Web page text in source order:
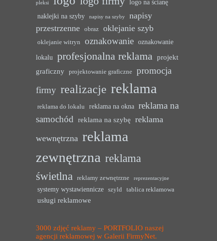
pleksi
logo na ścianę
naklejki na szyby
napisy na szyby
napisy
przestrzenne
obraz oklejanie szyb
oklejanie witryn oznakowanie oznakowanie
lokalu profesjonalna reklama projekt
graficzny
projektowanie graficzne
promocja
firmy realizacje reklama
reklama do lokalu reklama na okna reklama na
samochód reklama na szybę reklama
wewnętrzna reklama
zewnętrzna reklama
świetlna
reklamy zewnętrzne reprezentacyjne
systemy wystawiennicze szyld tablica reklamowa
usługi reklamowe
3000 zdjęć reklamy – PORTFOLIO naszej
agencji reklamowej w Galerii FirmyNet.